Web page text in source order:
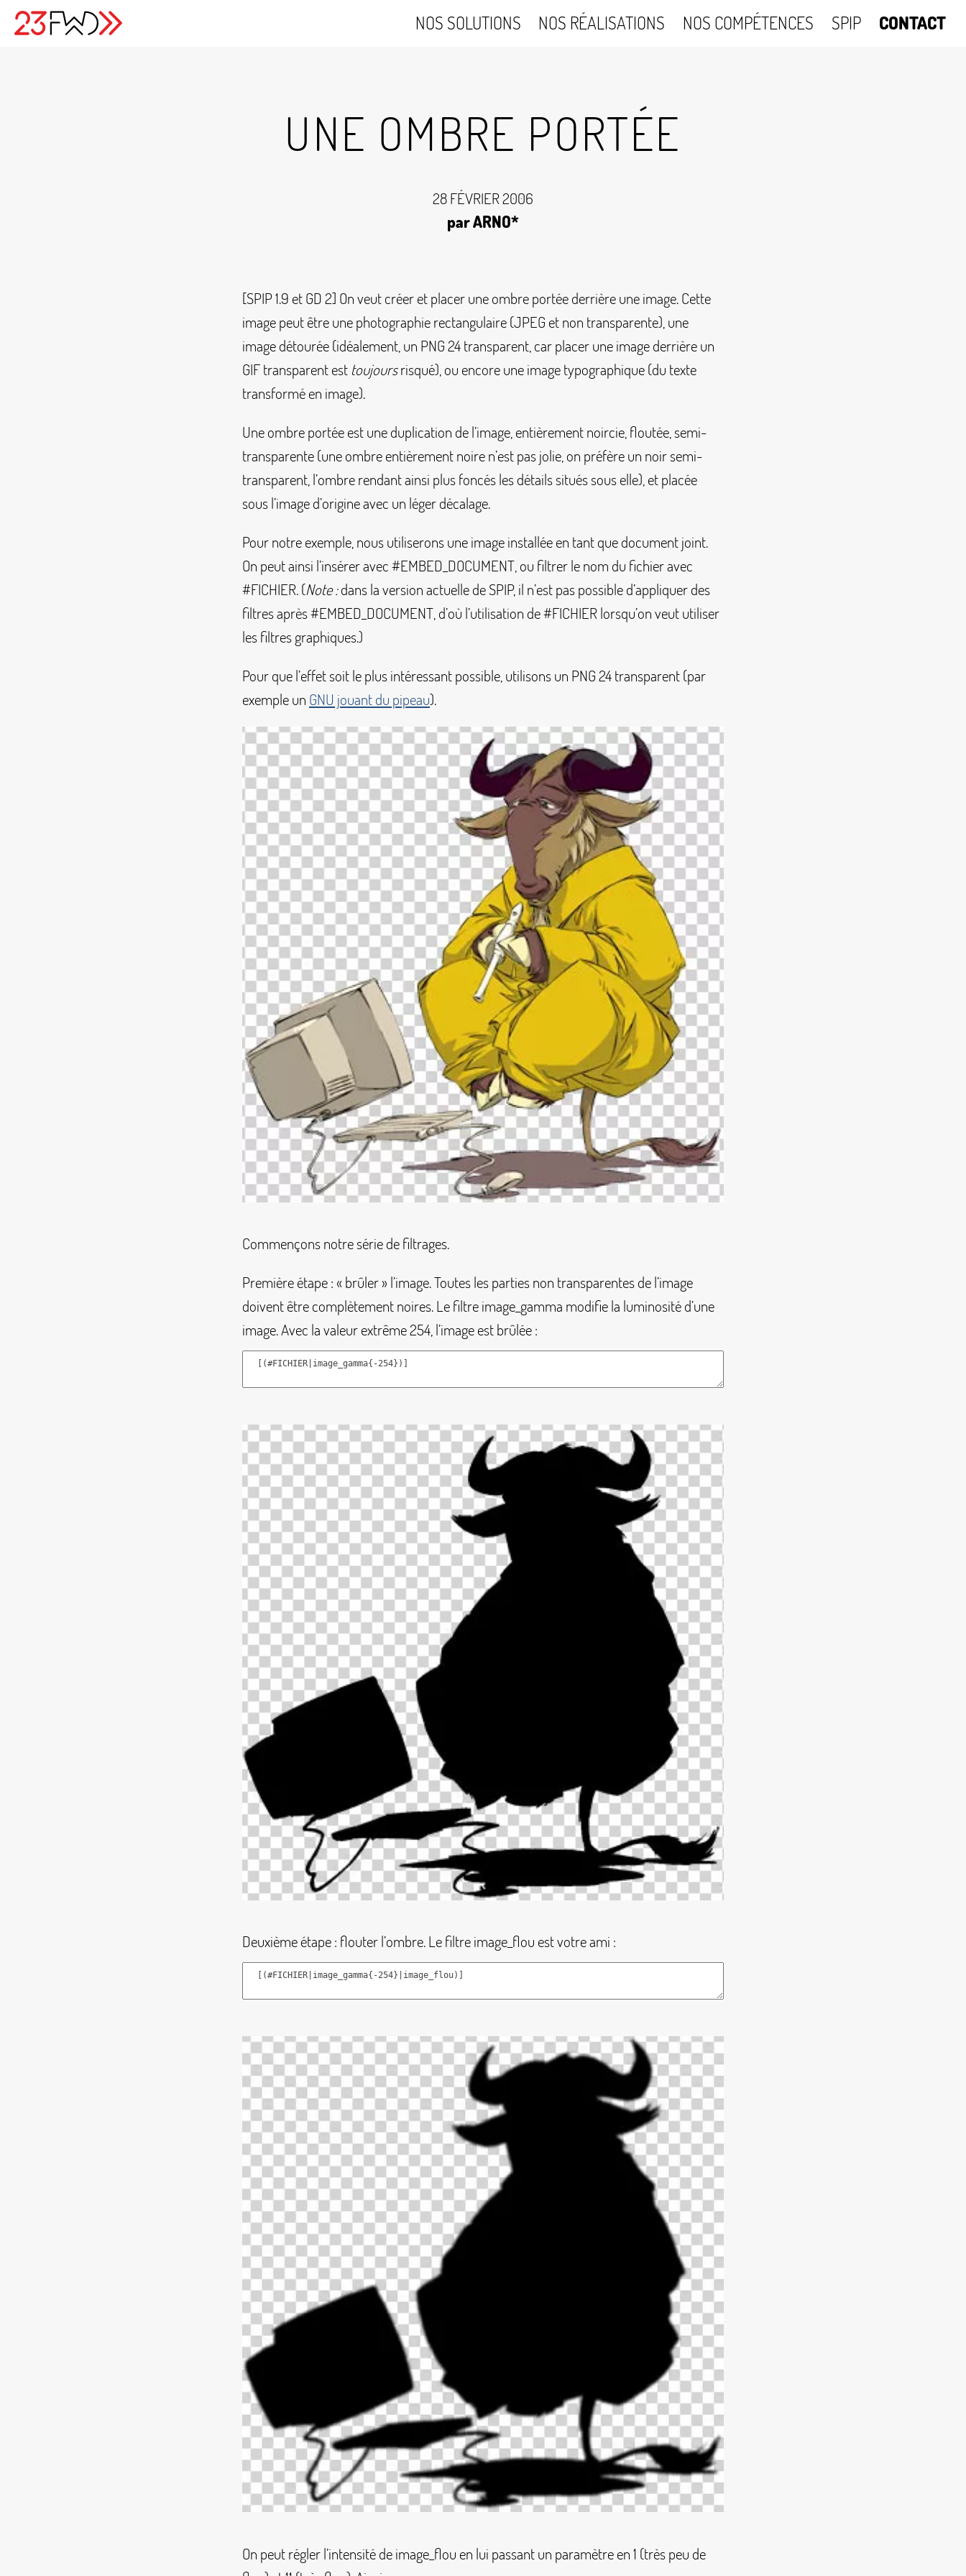
NOS SOLUTIONS NOS RÉALISATIONS NOS COMPÉTENCES SPIP CONTACT
UNE OMBRE PORTÉE
28 FÉVRIER 2006
par ARNO*
[SPIP 1.9 et GD 2] On veut créer et placer une ombre portée derrière une image. Cette
image peut être une photographie rectangulaire (JPEG et non transparente), une
image détourée (idéalement, un PNG 24 transparent, car placer une image derrière un
GIF transparent est toujoursrisqué), ou encore une image typographique (du texte
transformé en image).
Une ombre portée est une duplication de l’image, entièrement noircie, floutée, semi-
transparente (une ombre entièrement noire n’est pas jolie, on préfère un noir semi-
transparent, l’ombre rendant ainsi plus foncés les détails situés sous elle), et placée
sous l’image d’origine avec un léger décalage.
Pour notre exemple, nous utiliserons une image installée en tant que document joint.
On peut ainsi l’insérer avec#EMBED_DOCUMENT , ou filtrer le nom du fichier avec
#FICHIER. (Note :dans la version actuelle de SPIP, il n’est pas possible d’appliquer des
filtres après#EMBED_DOCUMENT , d’où l’utilisation de#FICHIERlorsqu’on veut utiliser
les filtres graphiques.)
Pour que l’effet soit le plus intéressant possible, utilisons un PNG 24 transparent (par
exemple un GNU jouant du pipeau).
Commençons notre série de filtrages.
Première étape : « brûler» l’image. Toutes les parties non transparentes de l’image
doivent être complètement noires. Le filtreimage_gamma modifie la luminosité d’une
image. Avec la valeur extrême 254, l’image est brûlée :
Deuxième étape : flouter l’ombre. Le filtreimage_flou est votre ami :
On peut régler l’intensité deimage_flou en lui passant un paramètre en 1 (très peu de